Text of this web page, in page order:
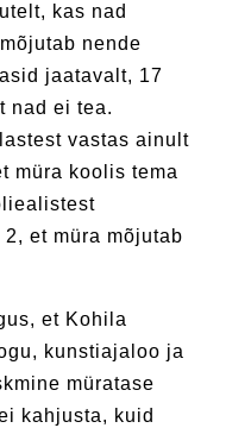
kas nad
nende
jaatavalt, 17
nad ei tea.
vastas ainult
müra koolis tema
et müra mõjutab
et Kohila
kunstiajaloo ja
müratase
kahjusta, kuid